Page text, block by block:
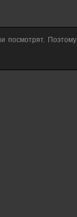
посмотрят. Поэтому